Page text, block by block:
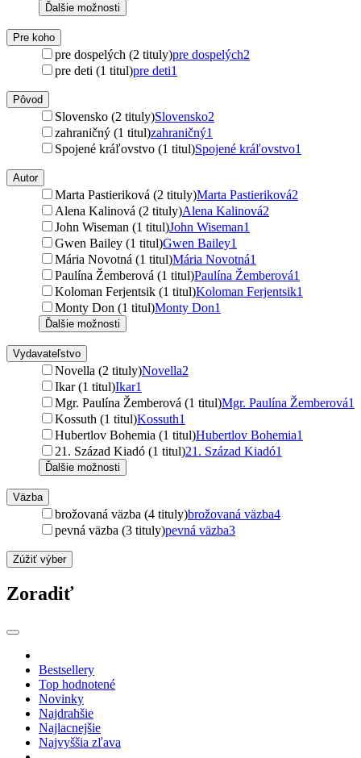
Ďalšie možnosti
Pre koho
pre dospelých (2 tituly)pre dospelých2
pre deti (1 titul)pre deti1
Pôvod
Slovensko (2 tituly)Slovensko2
zahraničný (1 titul)zahraničný1
Spojené kráľovstvo (1 titul)Spojené kráľovstvo1
Autor
Marta Pastieriková (2 tituly)Marta Pastieriková2
Alena Kalinová (2 tituly)Alena Kalinová2
John Wiseman (1 titul)John Wiseman1
Gwen Bailey (1 titul)Gwen Bailey1
Mária Novotná (1 titul)Mária Novotná1
Paulína Žemberová (1 titul)Paulína Žemberová1
Koloman Ferjentsik (1 titul)Koloman Ferjentsik1
Monty Don (1 titul)Monty Don1
Ďalšie možnosti
Vydavateľstvo
Novella (2 tituly)Novella2
Ikar (1 titul)Ikar1
Mgr. Paulína Žemberová (1 titul)Mgr. Paulína Žemberová1
Kossuth (1 titul)Kossuth1
Hubertlov Bohemia (1 titul)Hubertlov Bohemia1
21. Század Kiadó (1 titul)21. Század Kiadó1
Ďalšie možnosti
Väzba
brožovaná väzba (4 tituly)brožovaná väzba4
pevná väzba (3 tituly)pevná väzba3
Zúžiť výber
Zoradiť
Bestsellery
Top hodnotené
Novinky
Najdrahšie
Najlacnejšie
Najvyššia zľava